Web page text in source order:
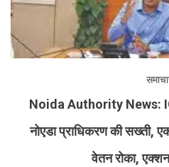
Noida Authority News:
नोएडा प्राधिकरण की सख्ती,
वेतन रोका,